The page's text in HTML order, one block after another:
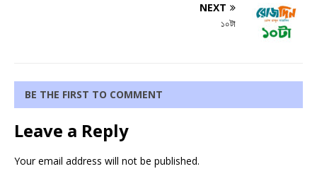
NEXT
১০টা
BE THE FIRST TO COMMENT
Leave a Reply
Your email address will not be published.